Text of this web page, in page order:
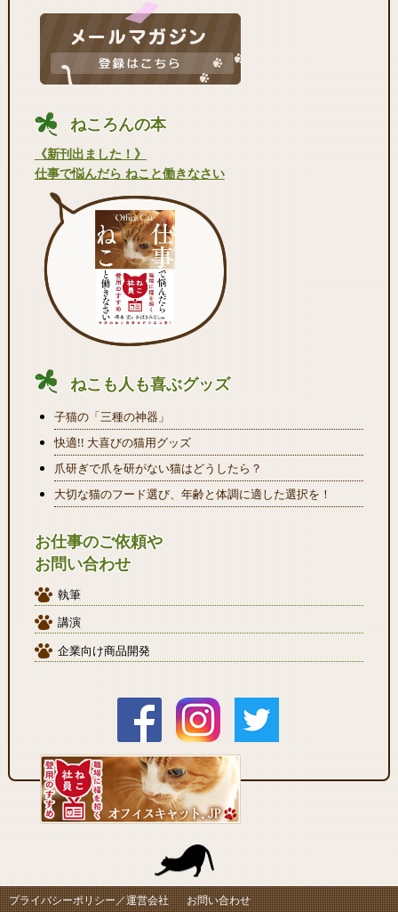
ねころんの本
《新刊出ました！》
仕事で悩んだら ねこと働きなさい
ねこも人も喜ぶグッズ
子猫の「三種の神器」
快適!! 大喜びの猫用グッズ
爪研ぎで爪を研がない猫はどうしたら？
大切な猫のフード選び、年齢と体調に適した選択を！
お仕事のご依頼や
お問い合わせ
執筆
講演
企業向け商品開発
プライバシーポリシー／運営会社 お問い合わせ